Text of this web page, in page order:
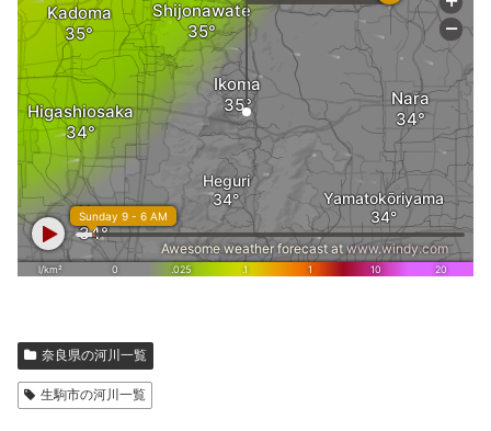
奈良県の河川一覧
生駒市の河川一覧